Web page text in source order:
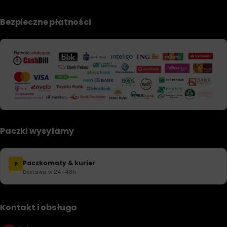
Bezpieczne płatności
Paczki wysyłamy
P Paczkomaty & kurier
Dostawa w 24–48h
Kontakt i obsługa